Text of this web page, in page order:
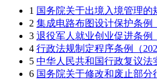
1 国务院关于出境入境管理的
2 集成电路布图设计保护条例
3 退役军人就业创业促进条例
4 行政法规制定程序条例（
5 中华人民共和国行政复议法
6 国务院关于修改和废止部分